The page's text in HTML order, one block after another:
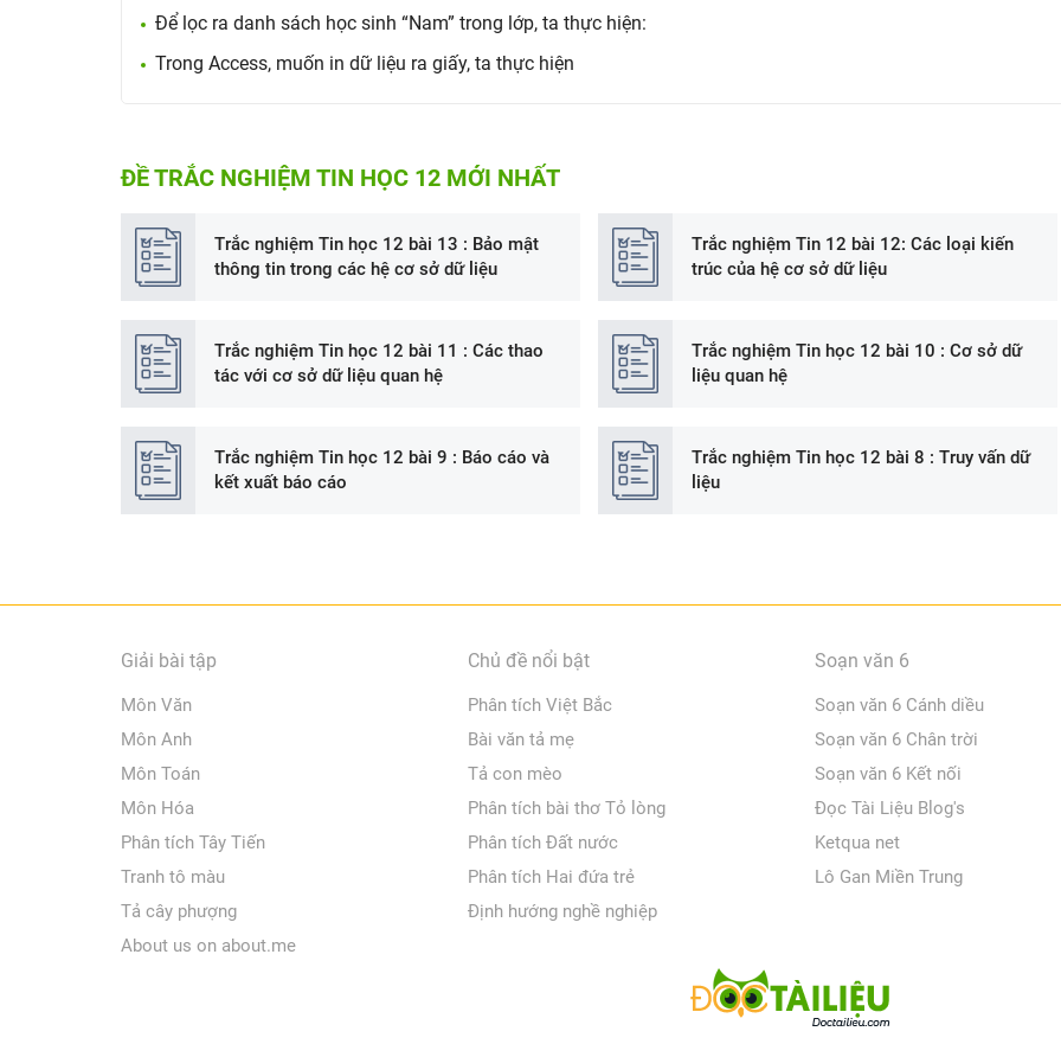
Để lọc ra danh sách học sinh “Nam” trong lớp, ta thực hiện:
Trong Access, muốn in dữ liệu ra giấy, ta thực hiện
ĐỀ TRẮC NGHIỆM TIN HỌC 12 MỚI NHẤT
Trắc nghiệm Tin học 12 bài 13 : Bảo mật
thông tin trong các hệ cơ sở dữ liệu
Trắc nghiệm Tin 12 bài 12: Các loại kiến
trúc của hệ cơ sở dữ liệu
Trắc nghiệm Tin học 12 bài 11 : Các thao
tác với cơ sở dữ liệu quan hệ
Trắc nghiệm Tin học 12 bài 10 : Cơ sở dữ
liệu quan hệ
Trắc nghiệm Tin học 12 bài 9 : Báo cáo và
kết xuất báo cáo
Trắc nghiệm Tin học 12 bài 8 : Truy vấn dữ
liệu
Giải bài tập
Môn Văn
Môn Anh
Môn Toán
Môn Hóa
Phân tích Tây Tiến
Tranh tô màu
Tả cây phượng
About us on about.me
Chủ đề nổi bật
Phân tích Việt Bắc
Bài văn tả mẹ
Tả con mèo
Phân tích bài thơ Tỏ lòng
Phân tích Đất nước
Phân tích Hai đứa trẻ
Định hướng nghề nghiệp
Soạn văn 6
Soạn văn 6 Cánh diều
Soạn văn 6 Chân trời
Soạn văn 6 Kết nối
Đọc Tài Liệu Blog's
Ketqua net
Lô Gan Miền Trung